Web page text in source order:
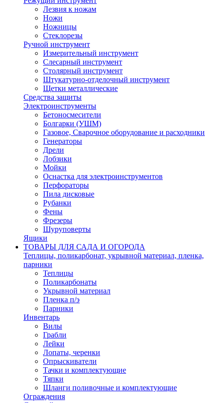
Лезвия к ножам
Ножи
Ножницы
Стеклорезы
Ручной инструмент
Измерительный инструмент
Слесарный инструмент
Столярный инструмент
Штукатурно-отделочный инструмент
Щетки металлические
Средства защиты
Электроинструменты
Бетоносмесители
Болгарки (УШМ)
Газовое, Сварочное оборудование и расходники
Генераторы
Дрели
Лобзики
Мойки
Оснастка для электроинструментов
Перфораторы
Пила дисковые
Рубанки
Фены
Фрезеры
Шуруповерты
Ящики
ТОВАРЫ ДЛЯ САДА И ОГОРОДА
Теплицы, поликарбонат, укрывной материал, пленка,
парники
Теплицы
Поликарбонаты
Укрывной материал
Пленка п/э
Парники
Инвентарь
Вилы
Грабли
Лейки
Лопаты, черенки
Опрыскиватели
Тачки и комплектующие
Тяпки
Шланги поливочные и комплектующие
Ограждения